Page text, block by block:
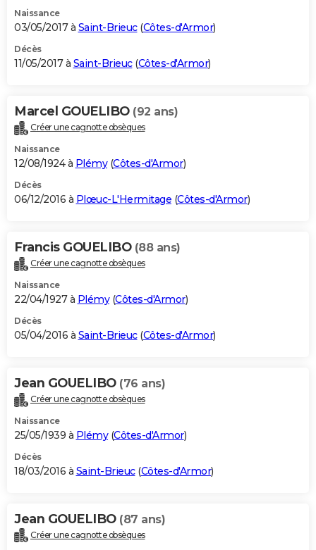
Naissance
03/05/2017 à Saint-Brieuc(Côtes-d'Armor)
Décès
11/05/2017 à Saint-Brieuc(Côtes-d'Armor)
Marcel GOUELIBO (92 ans)
Créer une cagnotte obsèques
Naissance
12/08/1924 à Plémy(Côtes-d'Armor)
Décès
06/12/2016 à Plœuc-L'Hermitage (Côtes-d'Armor)
Francis GOUELIBO (88 ans)
Créer une cagnotte obsèques
Naissance
22/04/1927 à Plémy(Côtes-d'Armor)
Décès
05/04/2016 à Saint-Brieuc(Côtes-d'Armor)
Jean GOUELIBO (76 ans)
Créer une cagnotte obsèques
Naissance
25/05/1939 à Plémy(Côtes-d'Armor)
Décès
18/03/2016 à Saint-Brieuc(Côtes-d'Armor)
Jean GOUELIBO (87 ans)
Créer une cagnotte obsèques